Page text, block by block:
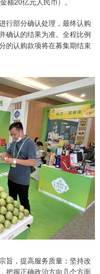
行部分确认处理，最终认购
确认的结果为准。全程比例
的认购款项将在募集期结束
旨，提高服务质量；坚持改
把握正确政治方向几个方面